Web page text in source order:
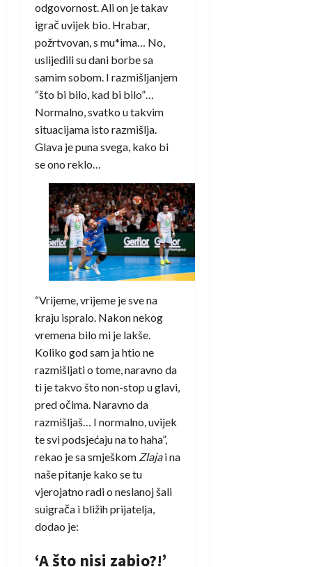
odgovornost. Ali on je takav
igrač uvijek bio. Hrabar,
požrtvovan, s mu*ima… No,
uslijedili su dani borbe sa
samim sobom. I razmišljanjem
“što bi bilo, kad bi bilo”…
Normalno, svatko u takvim
situacijama isto razmišlja.
Glava je puna svega, kako bi
se ono reklo…
“Vrijeme, vrijeme je sve na
kraju ispralo. Nakon nekog
vremena bilo mi je lakše.
Koliko god sam ja htio ne
razmišljati o tome, naravno da
ti je takvo što non-stop u glavi,
pred očima. Naravno da
razmišljaš… I normalno, uvijek
te svi podsjećaju na to haha”,
rekao je sa smješkom Zlajai na
naše pitanje kako se tu
vjerojatno radi o neslanoj šali
suigrača i bližih prijatelja,
dodao je:
‘A što nisi zabio?!’